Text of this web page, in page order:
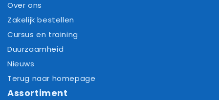
Over ons
Zakelijk bestellen
Cursus en training
Duurzaamheid
Nieuws
Terug naar homepage
Assortiment